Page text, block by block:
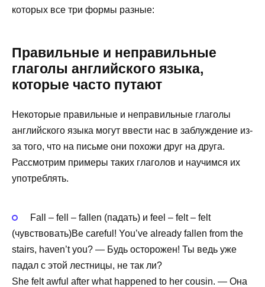
которых все три формы разные:
Правильные и неправильные
глаголы английского языка,
которые часто путают
Некоторые правильные и неправильные глаголы
английского языка могут ввести нас в заблуждение из-
за того, что на письме они похожи друг на друга.
Рассмотрим примеры таких глаголов и научимся их
употреблять.
Fall – fell – fallen (падать) и feel – felt – felt
(чувствовать)Be careful! You’ve already fallen from the
stairs, haven’t you? — Будь осторожен! Ты ведь уже
падал с этой лестницы, не так ли?
She felt awful after what happened to her cousin. — Она